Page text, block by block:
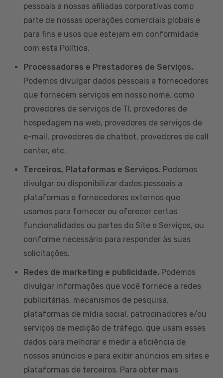
pessoais a nossas afiliadas corporativas como
parte de nossas operações comerciais globais e
para fins e usos que estejam em conformidade
com esta Política.
Processadores e Prestadores de Serviços.
Podemos divulgar dados pessoais a fornecedores
que fornecem serviços em nosso nome, como
provedores de serviços de TI, provedores de
hospedagem na web, provedores de serviços de
e-mail, provedores de chatbot, provedores de call
center, etc.
Terceiros, Plataformas e Serviços. Podemos
divulgar ou disponibilizar dados pessoais a
plataformas e fornecedores externos que
usamos para fornecer ou oferecer certas
funcionalidades ou partes do Site e Serviços, ou
conforme necessário para responder às suas
solicitações.
Redes de marketing e publicidade. Podemos
divulgar informações que você fornece a redes
publicitárias, mecanismos de pesquisa,
plataformas de mídia social, patrocinadores e/ou
serviços de medição de tráfego, que usam esses
dados para melhorar e medir a eficiência de
nossos anúncios e para exibir anúncios em sites e
plataformas de terceiros. Para obter mais